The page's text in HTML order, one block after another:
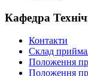
Кафедра
Контакти
Склад
Положення
Положення